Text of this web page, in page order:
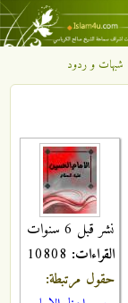
شبهات و ردود
نشر قبل 6 سنوات
القراءات:
حقول مرتبطة: